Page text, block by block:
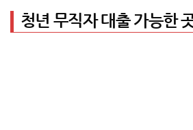
청년 무직자 대출 가능한